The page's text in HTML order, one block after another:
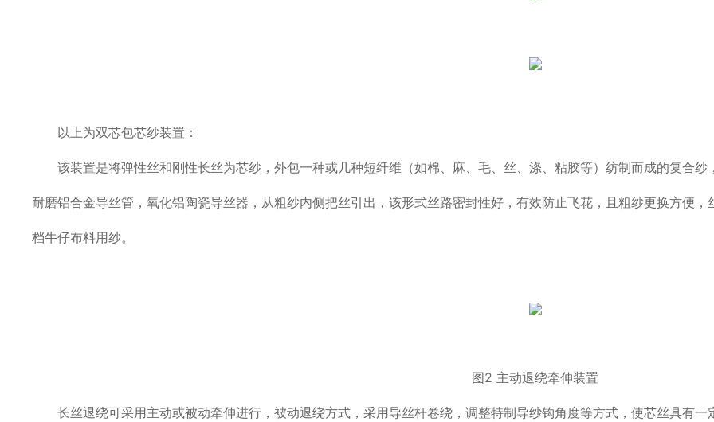
以上为双芯包芯纱装置：
该装置是将弹性丝和刚性长丝为芯纱，外包一种或几种短纤维（如棉、麻、毛、丝、涤、粘胶等）纺制而成的复合
耐磨铝合金导丝管，氧化铝陶瓷导丝器，从粗纱内侧把丝引出，该形式丝路密封性好，有效防止飞花，且粗纱更换方便
档牛仔布料用纱。
图2 主动退绕牵伸装置
长丝退绕可采用主动或被动牵伸进行，被动退绕方式，采用导丝杆卷绕，调整特制导纱钩角度等方式，使芯丝具有